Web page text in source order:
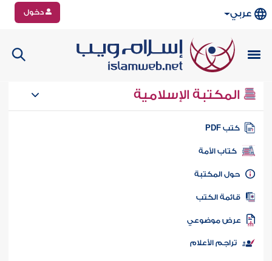
عربي دخول
المكتبة الإسلامية
كتب PDF
كتاب الأمة
المكتبة
الكتب
موضوعي